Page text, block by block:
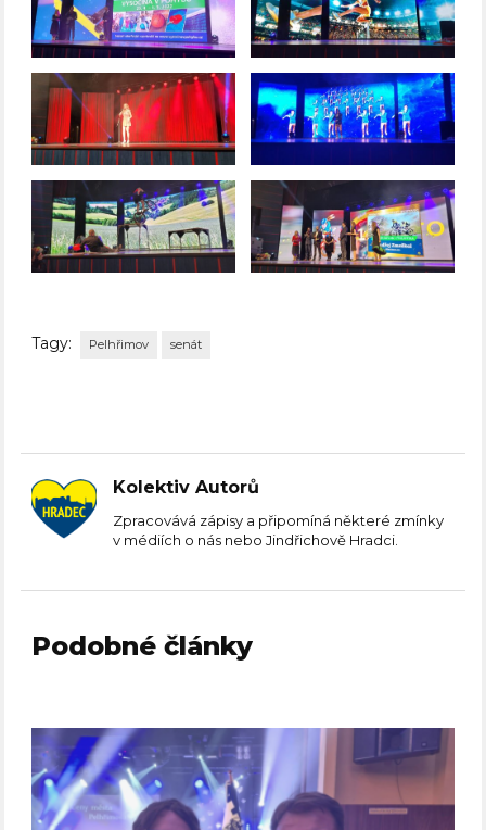
Tagy: Pelhřimov senát
Kolektiv Autorů
Zpracovává zápisy a připomíná některé zmínky
v médiích o nás nebo Jindřichově Hradci.
Podobné články